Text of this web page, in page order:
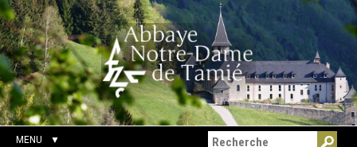
Aller
au
contenu.
|
Aller
à
la
navigation
Outils
personnels
Chercher par
Recherche
avancée…
MENU